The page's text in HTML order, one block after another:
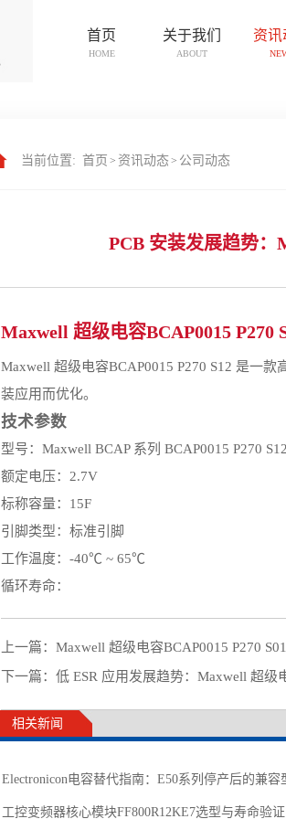
首页
HOME
关于我们
ABOUT
资讯
当前位置: 首页 > 资讯动态> 公司动态
PCB 安装发展趋势：
Maxwell 超级电容BCAP0015 P270
Maxwell 超级电容BCAP0015 P270 S12 是一
装应用而优化。
技术参数
型号：Maxwell BCAP 系列 BCAP0015 P270 S12
额定电压：2.7V
标称容量：15F
引脚类型：标准引脚
工作温度：-40℃ ~ 65℃
循环寿命：
上一篇： Maxwell 超级电容BCAP0015 P270
下一篇： 低 ESR 应用发展趋势：Maxwell 超级
相关新闻
Electronicon电容替代指南：E50系列停产后的兼容
工控变频器核心模块FF800R12KE7选型与寿命验